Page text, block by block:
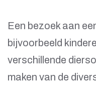
Een bezoek aan
bijvoorbeeld
verschillende
maken van de